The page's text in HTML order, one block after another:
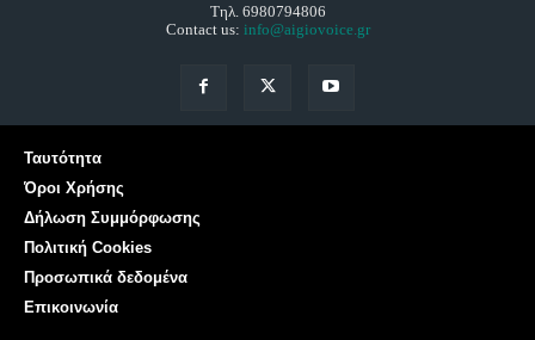
Τηλ. 6980794806
Contact us: info@aigiovoice.gr
Ταυτότητα
Όροι Χρήσης
Δήλωση Συμμόρφωσης
Πολιτική Cookies
Προσωπικά δεδομένα
Επικοινωνία